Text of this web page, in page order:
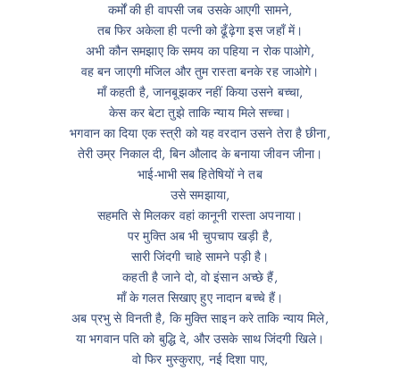
कर्मों की ही वापसी जब उसके आएगी सामने,
तब फिर अकेला ही पत्नी को ढूँढ़ेगा इस जहाँ में।
अभी कौन समझाए कि समय का पहिया न रोक पाओगे,
वह बन जाएगी मंजिल और तुम रास्ता बनके रह जाओगे।
माँ कहती है, जानबूझकर नहीं किया उसने बच्चा,
केस कर बेटा तुझे ताकि न्याय मिले सच्चा।
भगवान का दिया एक स्त्री को यह वरदान उसने तेरा है छीना,
तेरी उम्र निकाल दी, बिन औलाद के बनाया जीवन जीना।
भाई-भाभी सब हितेषियों ने तब
उसे समझाया,
सहमति से मिलकर वहां कानूनी रास्ता अपनाया।
पर मुक्ति अब भी चुपचाप खड़ी है,
सारी जिंदगी चाहे सामने पड़ी है।
कहती है जाने दो, वो इंसान अच्छे हैं,
माँ के गलत सिखाए हुए नादान बच्चे हैं।
अब प्रभु से विनती है, कि मुक्ति साइन करे ताकि न्याय मिले,
या भगवान पति को बुद्धि दे, और उसके साथ जिंदगी खिले।
वो फिर मुस्कुराए, नई दिशा पाए,